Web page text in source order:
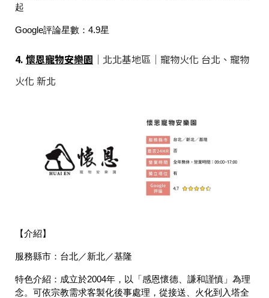
起
Google評論星數： 4.9星
4. 懷恩寵物安樂園 ｜北北基地區｜寵物火化 台北、寵物
火化 新北
【介紹】
服務縣市： 台北／新北／基隆
特色介紹： 成立於2004年，以「感恩懷德、謙和謹慎」為理
念。可依宗教需求客製化後事處理，從接送、火化到入塔全